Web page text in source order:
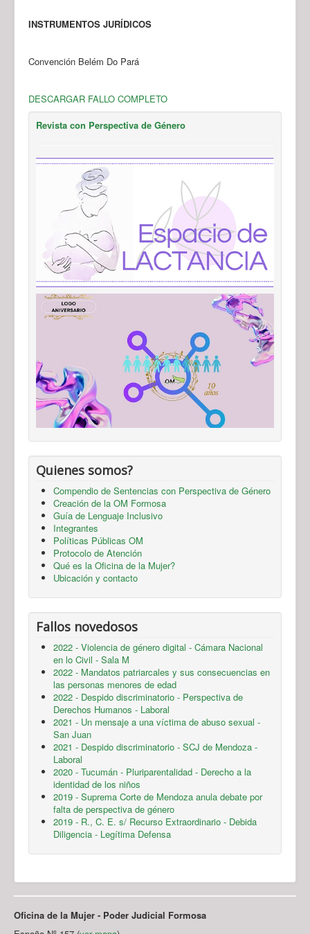
INSTRUMENTOS JURÍDICOS
Convención Belém Do Pará
DESCARGAR FALLO COMPLETO
Revista con Perspectiva de Género
Quienes somos?
Compendio de Sentencias con Perspectiva de Género
Creación de la OM Formosa
Guía de Lenguaje Inclusivo
Integrantes
Políticas Públicas OM
Protocolo de Atención
Qué es la Oficina de la Mujer?
Ubicación y contacto
Fallos novedosos
2022 - Violencia de género digital - Cámara Nacional
en lo Civil - Sala M
2022 - Mandatos patriarcales y sus consecuencias en
las personas menores de edad
2022 - Despido discriminatorio - Perspectiva de
Derechos Humanos - Laboral
2021 - Un mensaje a una víctima de abuso sexual -
San Juan
2021 - Despido discriminatorio - SCJ de Mendoza -
Laboral
2020 - Tucumán - Pluriparentalidad - Derecho a la
identidad de los niños
2019 - Suprema Corte de Mendoza anula debate por
falta de perspectiva de género
2019 - R., C. E. s/ Recurso Extraordinario - Debida
Diligencia - Legítima Defensa
Oficina de la Mujer - Poder Judicial Formosa